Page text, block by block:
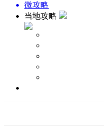
微攻略
当地攻略